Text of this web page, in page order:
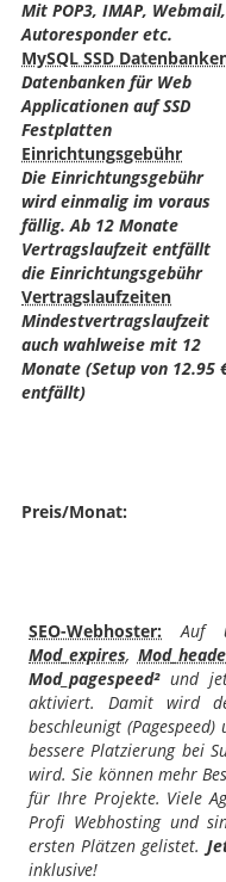
Mit POP3, IMAP, Webmail,
Autoresponder etc.
MySQL SSD
Datenbanken für Web
Applicationen auf SSD
Festplatten
Einrichtungsgebühr
Die Einrichtungsgebühr
wird einmalig im voraus
fällig. Ab 12 Monate
Vertragslaufzeit entfällt
die Einrichtungsgebühr
Vertragslaufzeiten
Mindestvertragslaufzeit
auch wahlweise mit 12
Monate (Setup von 12.95
entfällt)
Preis/Monat:
SEO-Webhoster: Auf
Mod_expires,
Mod_pagespeed²und
aktiviert. Damit wird
beschleunigt
bessere Platzierung bei
wird. Sie können mehr
für Ihre Projekte. Viele
Profi Webhosting und
ersten Plätzen gelistet.
inklusive!